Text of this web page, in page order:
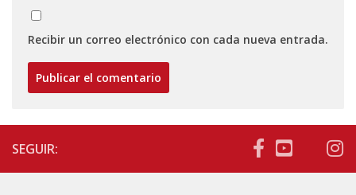
Recibir un correo electrónico con cada nueva entrada.
SEGUIR: